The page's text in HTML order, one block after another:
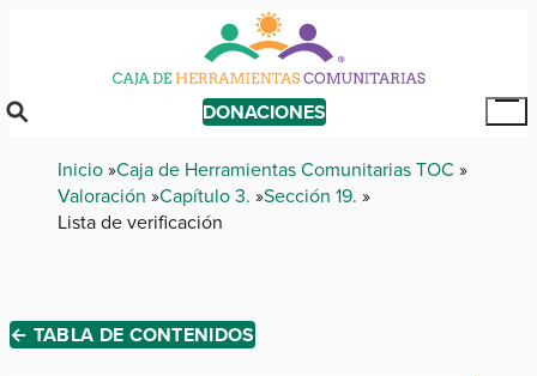
content
DONACIONES
Breadcrumb
Inicio Caja de Herramientas Comunitarias TOC
Valoración Capítulo 3. Sección 19.
Lista de verificación
← TABLA DE CONTENIDOS